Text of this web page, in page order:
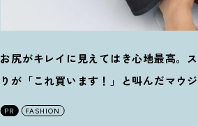
お尻がキレイに見えてはき心地最高。
りが「これ買います ！ 」と叫んだマウ
PR FASHION